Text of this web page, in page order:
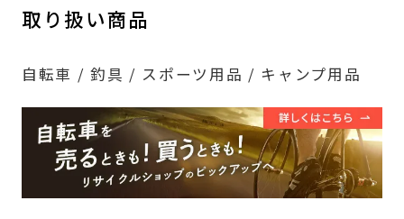
取り扱い商品
自転車 / 釣具 / スポーツ用品 / キャンプ用品